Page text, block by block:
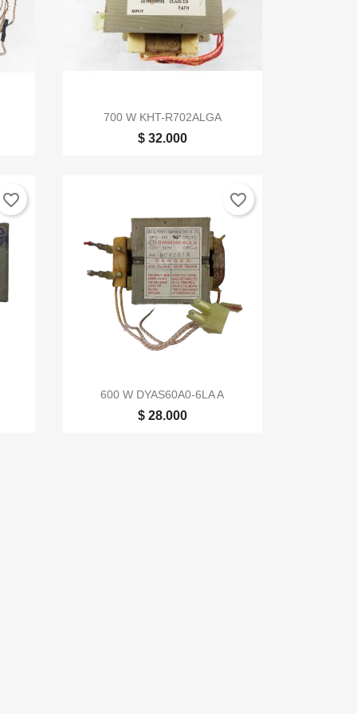
 Vista rápida
700 W KHT-R702ALGA
$ 32.000
favorite_border
 Vista rápida
600 W DYAS60A0-6LA A
$ 28.000
favorite_border